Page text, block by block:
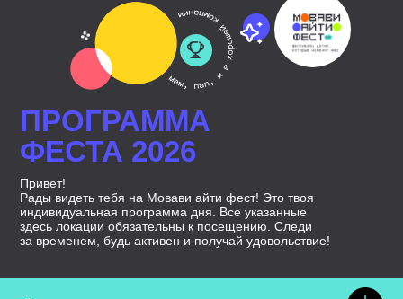
ПРОГРАММА
ФЕСТА 2026
Привет!
Рады видеть тебя на Мовави айти фест! Это твоя
индивидуальная программа дня. Все указанные
здесь локации обязательны к посещению. Следи
за временем, будь активен и получай удовольствие!